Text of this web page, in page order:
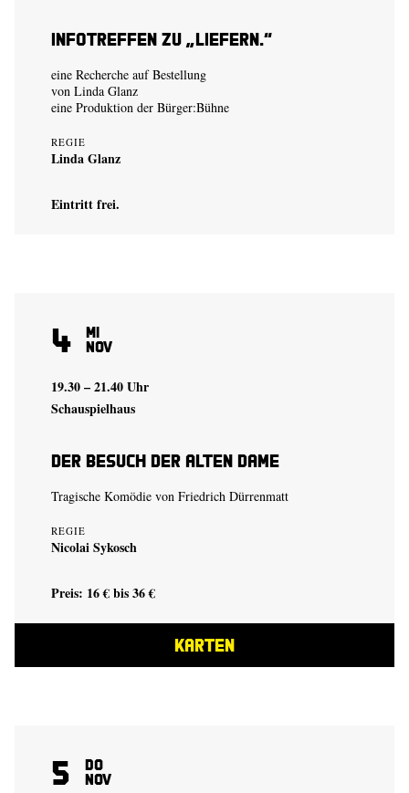
Infotreffen zu „Liefern.“
eine Recherche auf Bestellung
von Linda Glanz
eine Produktion der Bürger:Bühne
REGIE
Linda Glanz
Eintritt frei.
4 Mi
Nov
19.30 – 21.40 Uhr
Schauspielhaus
Der Besuch der alten Dame
Tragische Komödie von Friedrich Dürrenmatt
REGIE
Nicolai Sykosch
Preis: 16 € bis 36 €
KARTEN
5 Do
Nov